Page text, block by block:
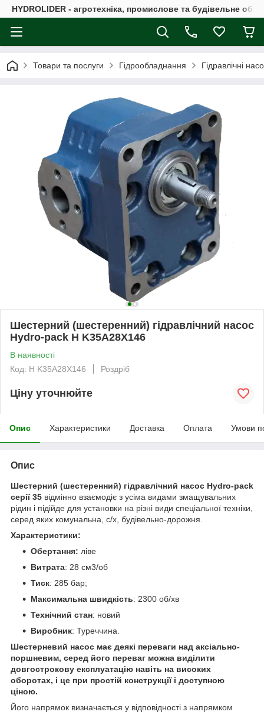
HYDROLIDER - агротехніка, промислове та будівельне
Товари та послуги Гідрообладнання Гідравлічні
Шестерний (шестеренний) гідравлічний насос
Hydro-pack H K35A28X146
В наявності
Код: H K35A28X146
Роздріб
Ціну уточнюйте
Опис Характеристики Доставка Оплата Умови
Опис
Шестерний (шестеренний) гідравлічний насос Hydro-pack
серії 35 відмінно взаємодіє з усіма видами змащувальних
рідин і підійде для установки на різні види спеціальної техніки,
серед яких комунальна, с/х, будівельно-дорожня.
Характеристики:
Обертання: ліве
Витрата: 28 см3/об
Тиск: 285 бар;
Максимальна швидкість: 2300 об/хв
Технічний стан: новий
Виробник: Туреччина.
Шестерневий насос має деякі переваги над аксіально-
поршневим, серед його переваг можна виділити
довгострокову експлуатацію навіть на високих
оборотах, і це при простій конструкції і доступною
ціною.
Його напрямок визначається у відповідності з напрямком